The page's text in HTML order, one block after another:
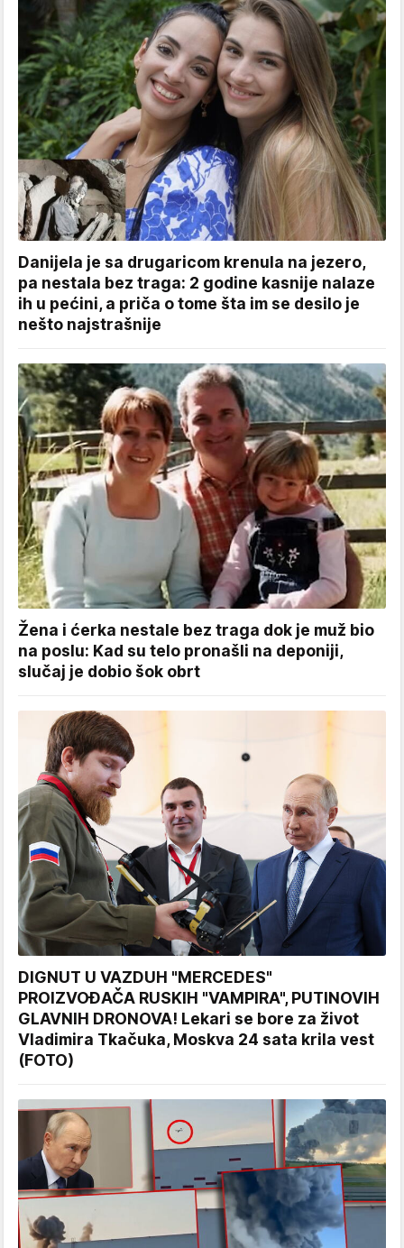
Danijela je sa drugaricom krenula na jezero,
pa nestala bez traga: 2 godine kasnije nalaze
ih u pećini, a priča o tome šta im se desilo je
nešto najstrašnije
Žena i ćerka nestale bez traga dok je muž bio
na poslu: Kad su telo pronašli na deponiji,
slučaj je dobio šok obrt
DIGNUT U VAZDUH "MERCEDES"
PROIZVOĐAČA RUSKIH "VAMPIRA", PUTINOVIH
GLAVNIH DRONOVA! Lekari se bore za život
Vladimira Tkačuka, Moskva 24 sata krila vest
(FOTO)